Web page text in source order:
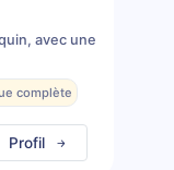
avec une
complète
Profil